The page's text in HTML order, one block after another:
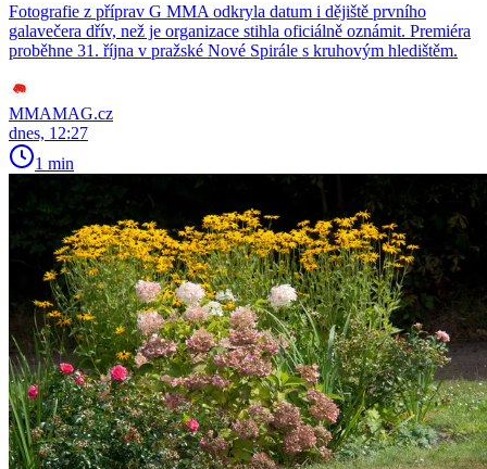
Fotografie z příprav G MMA odkryla datum i dějiště prvního
galavečera dřív, než je organizace stihla oficiálně oznámit. Premiéra
proběhne 31. října v pražské Nové Spirále s kruhovým hledištěm.
MMAMAG.cz
dnes, 12:27
1 min